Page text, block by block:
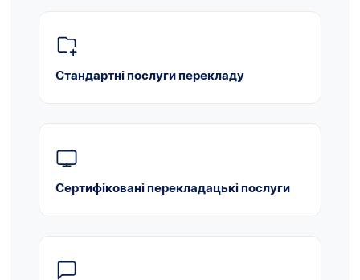
Стандартні послуги перекладу
Сертифіковані перекладацькі послуги